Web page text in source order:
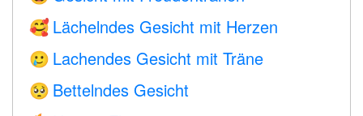
🥰 Lächelndes Gesicht mit Herzen
🥲 Lachendes Gesicht mit Träne
🥺 Bettelndes Gesicht